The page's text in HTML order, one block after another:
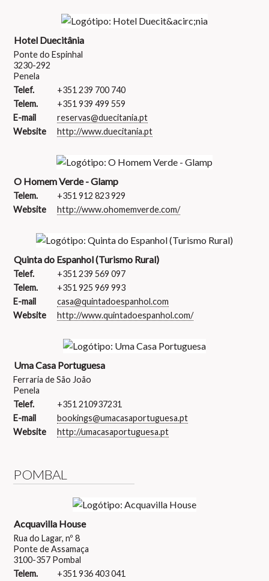
Hotel Duecitânia
Ponte do Espinhal
3230-292
Penela
Telef.
+351 239 700 740
Telem.
+351 939 499 559
E-mail
reservas@duecitania.pt
Website
http://www.duecitania.pt
O Homem Verde - Glamp
Telem.
+351 912 823 929
Website
http://www.ohomemverde.com/
Quinta do Espanhol (Turismo Rural)
Telef.
+351 239 569 097
Telem.
+351 925 969 993
E-mail
casa@quintadoespanhol.com
Website
http://www.quintadoespanhol.com/
Uma Casa Portuguesa
Ferraria de São João
Penela
Telef.
+351 210937231
E-mail
bookings@umacasaportuguesa.pt
Website
http://umacasaportuguesa.pt
POMBAL
Acquavilla House
Rua do Lagar, nº 8
Ponte de Assamaça
3100-357 Pombal
Telem.
+351 936 403 041